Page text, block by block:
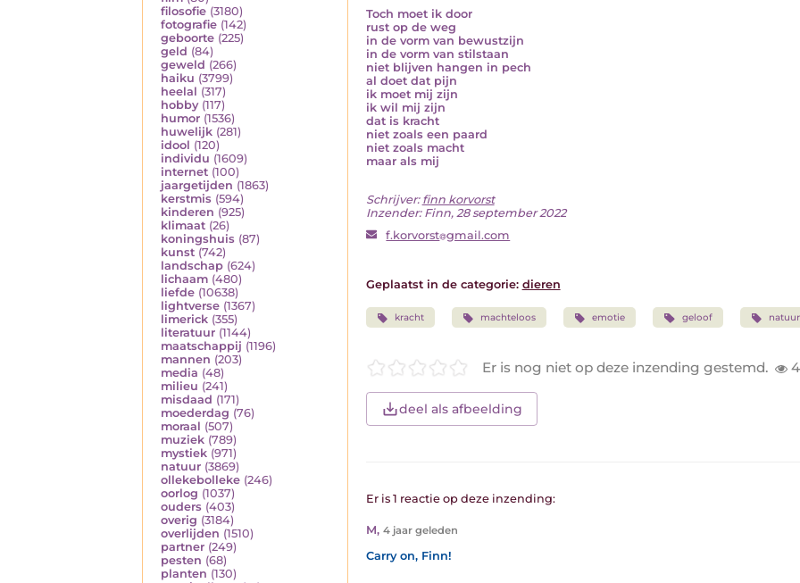
filosofie (3180)
fotografie (142)
geboorte (225)
geld (84)
geweld (266)
haiku (3799)
heelal (317)
hobby (117)
humor (1536)
huwelijk (281)
idool (120)
individu (1609)
internet (100)
jaargetijden (1863)
kerstmis (594)
kinderen (925)
klimaat (26)
koningshuis (87)
kunst (742)
landschap (624)
lichaam (480)
liefde (10638)
lightverse (1367)
limerick (355)
literatuur (1144)
maatschappij (1196)
mannen (203)
media (48)
milieu (241)
misdaad (171)
moederdag (76)
moraal (507)
muziek (789)
mystiek (971)
natuur (3869)
ollekebolleke (246)
oorlog (1037)
ouders (403)
overig (3184)
overlijden (1510)
partner (249)
pesten (68)
planten (130)
Toch moet ik door
rust op de weg
in de vorm van bewustzijn
in de vorm van stilstaan
niet blijven hangen in pech
al doet dat pijn
ik moet mij zijn
ik wil mij zijn
dat is kracht
niet zoals een paard
niet zoals macht
maar als mij
Schrijver: finn korvorst
Inzender: Finn, 28 september 2022
f.korvorst gmail.com
Geplaatst in de categorie: dieren
kracht machteloos emotie geloof natuur
Er is nog niet op deze inzending gestemd.
deel als afbeelding
Er is 1 reactie op deze inzending:
M, 4 jaar geleden
Carry on, Finn!